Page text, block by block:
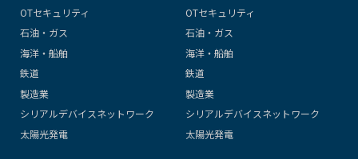
OTセキュリティ
石油・ガス
海洋・船舶
鉄道
製造業
シリアルデバイスネットワーク
太陽光発電
OTセキュリティ
石油・ガス
海洋・船舶
鉄道
製造業
シリアルデバイスネットワーク
太陽光発電